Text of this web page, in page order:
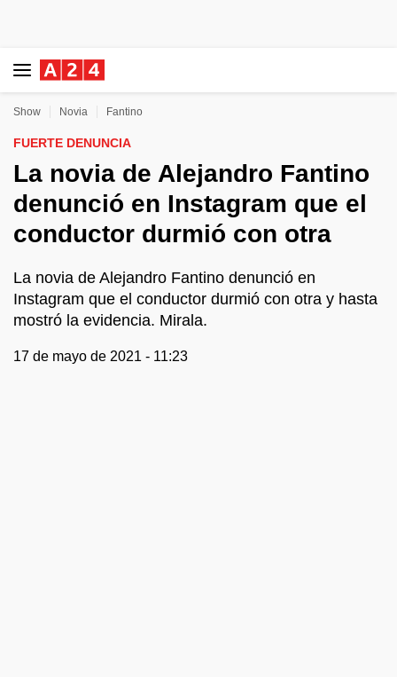
Show Novia Fantino
FUERTE DENUNCIA
La novia de Alejandro Fantino
denunció en Instagram que el
conductor durmió con otra
La novia de Alejandro Fantino denunció en
Instagram que el conductor durmió con otra y hasta
mostró la evidencia. Mirala.
17 de mayo de 2021 - 11:23